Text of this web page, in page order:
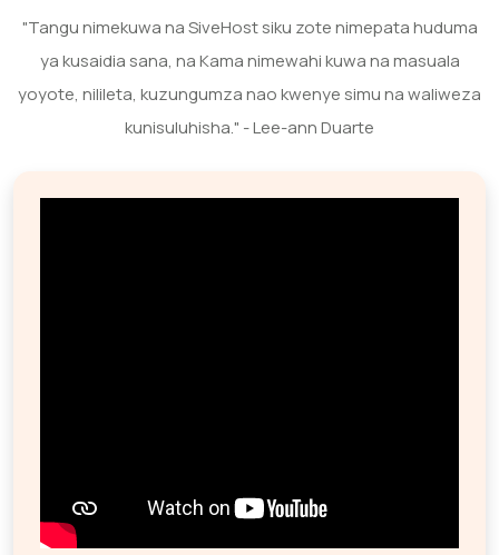
"Tangu nimekuwa na SiveHost siku zote nimepata huduma
ya kusaidia sana, na Kama nimewahi kuwa na masuala
yoyote, nilileta, kuzungumza nao kwenye simu na waliweza
kunisuluhisha." - Lee-ann Duarte